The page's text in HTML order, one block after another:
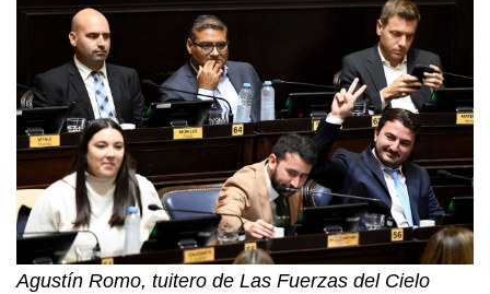
Agustín Romo, tuitero de Las Fuerzas del Cielo